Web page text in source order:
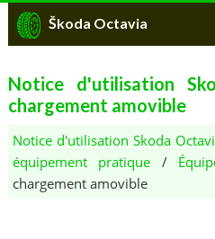
Škoda Octavia
Notice d'utilisation
chargement amovible
Notice d'utilisation Skoda
équipement pratique /
chargement amovible